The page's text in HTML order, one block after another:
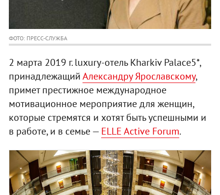
ФОТО: ПРЕСС-СЛУЖБА
2 марта 2019 г. luxury-отель Kharkiv Palace5*,
принадлежащийАлександру Ярославскому,
примет престижное международное
мотивационное мероприятие для женщин,
которые стремятся и хотят быть успешными и
в работе, и в семье — ELLE Active Forum.